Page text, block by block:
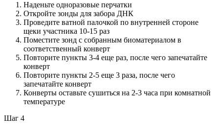
Наденьте одноразовые перчатки
Откройте зонды для забора ДНК
Проведите ватной палочкой по внутренней стороне
щеки участника 10-15 раз
Поместите зонд с собранным биоматериалом в
соответственный конверт
Повторите пункты 3-4 еще раз, после чего запечатайте
конверт
Повторите пункты 2-5 еще 3 раза, после чего
запечатайте конверт
Конверты оставьте сушиться на 2-3 часа при комнатной
температуре
Шаг 4